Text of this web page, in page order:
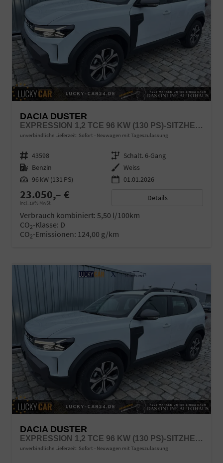
DACIA DUSTER
EXPRESSION 1,2 TCE 96 KW (130 PS)-SITZHEIZUNG-RÜCKFAHRKAMERA-APPLECARPLAY-SOFORT
unverbindliche Lieferzeit: Sofort Neuwagen mit Tageszulassung
Fahrzeugnr. 43598 Getriebe Schalt. 6-Gang
Kraftstoff Benzin Außenfarbe Weiss
Leistung 96 kW (131 PS) 01.01.2026
23.050,– €
incl. 19% MwSt.
Details
Verbrauch kombiniert: 5,50 l/100km
CO2-Klasse: D
CO2-Emissionen: 124,00 g/km
DACIA DUSTER
EXPRESSION 1,2 TCE 96 KW (130 PS)-SITZHEIZUNG-RÜCKFAHRKAMERA-APPLECARPLAY-SOFORT
unverbindliche Lieferzeit: Sofort Neuwagen mit Tageszulassung